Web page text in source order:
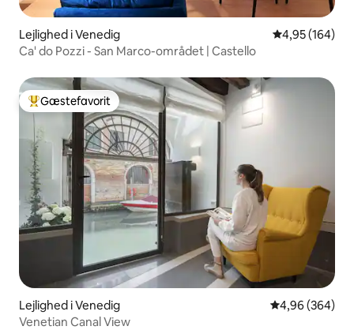
Lejlighed i Venedig 4,95 ud af 5 i
4,95 (164)
Ca' do Pozzi - San Marco-området | Castello
Bedste gæstefavorit
Gæstefavorit
Lejlighed i Venedig 4,96 ud af 5 i
4,96 (364)
Venetian Canal View